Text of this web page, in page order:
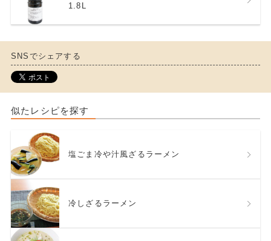
1.8L
SNSでシェアする
似たレシピを探す
塩ごま冷や汁風ざるラーメン
冷しざるラーメン